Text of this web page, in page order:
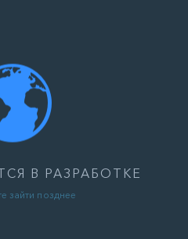
В РАЗРАБОТКЕ
зайти позднее